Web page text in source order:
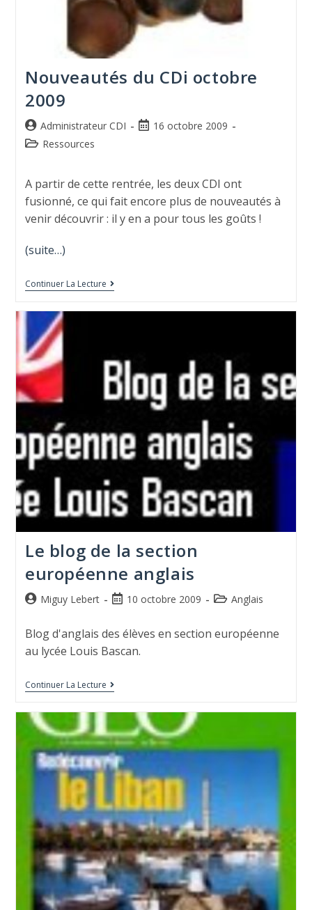
Nouveautés du CDi octobre
2009
Administrateur CDI
16 octobre 2009
Ressources
A partir de cette rentrée, les deux CDI ont
fusionné, ce qui fait encore plus de nouveautés à
venir découvrir : il y en a pour tous les goûts !
(suite…)
Continuer La Lecture
Le blog de la section
européenne anglais
Miguy Lebert 10 octobre 2009 Anglais
Blog d'anglais des élèves en section européenne
au lycée Louis Bascan.
Continuer La Lecture